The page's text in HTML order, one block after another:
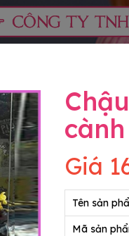
Giá
Tên sản
Mã sản